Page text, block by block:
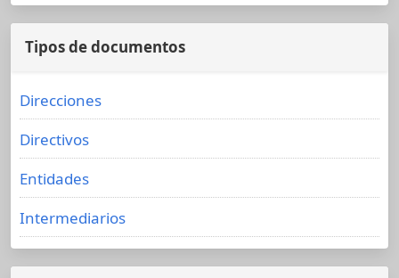
Tipos de documentos
Direcciones
Directivos
Entidades
Intermediarios